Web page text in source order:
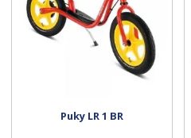
Puky LR 1 BR